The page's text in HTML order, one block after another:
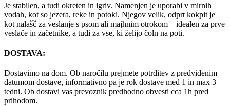
Je stabilen, a tudi okreten in igriv. Namenjen je uporabi v mirnih
vodah, kot so jezera, reke in potoki. Njegov velik, odprt kokpit je
kot nalašč za veslanje s psom ali majhnim otrokom – idealen za prve
veslače in začetnike, a tudi za vse, ki želijo čoln na poti.
DOSTAVA:
Dostavimo na dom. Ob naročilu prejmete potrditev z predvidenim
datumom dostave, informativno pa je rok dostave med 1 in max 3
tedni. Ob dostavi vas prevoznik predhodno obvesti cca 1h pred
prihodom.